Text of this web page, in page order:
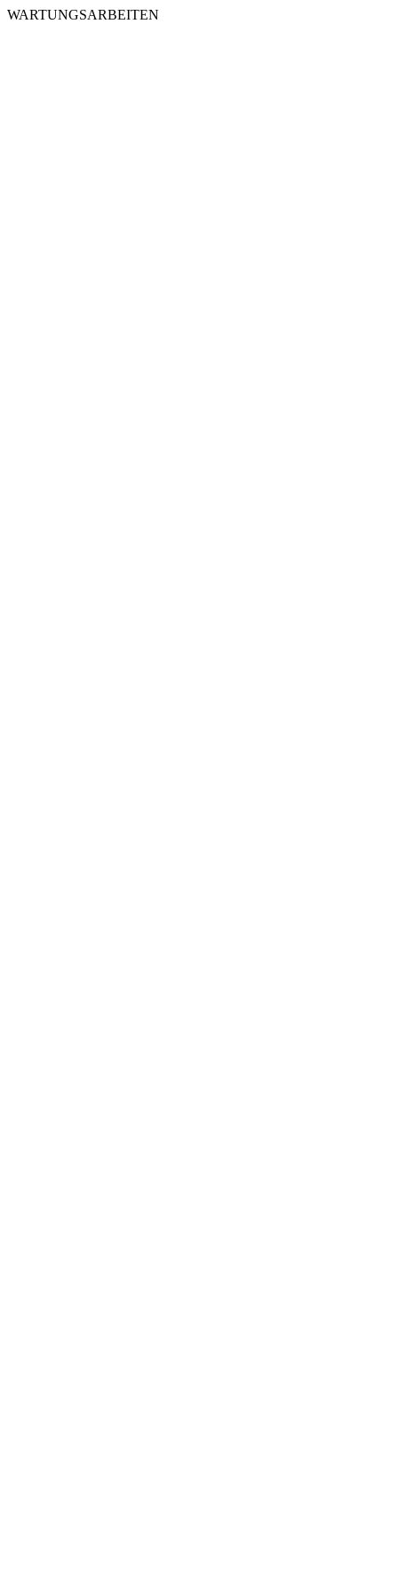
WARTUNGSARBEITEN